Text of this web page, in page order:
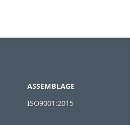
ASSEMBLAGE
ISO9001:2015